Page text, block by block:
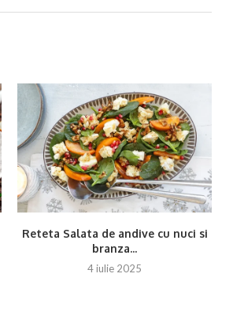
Reteta Salata de andive cu nuci si
branza...
4 iulie 2025